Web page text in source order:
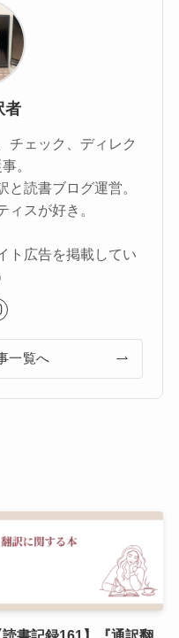
者
チェック、ディレク
。
読書ブログ運営。
ィスが好き。
ト広告を掲載してい
一覧へ